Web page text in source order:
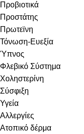
Προβιοτικά
Προστάτης
Πρωτεϊνη
Τόνωση-Ευεξία
Ύπνος
Φλεβικό Σύστημα
Χοληστερίνη
Σύσφιξη
Υγεία
Αλλεργίες
Ατοπικό δέρμα